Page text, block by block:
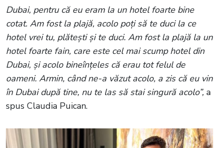
Dubai, pentru că eu eram la un hotel foarte bine
cotat. Am fost la plajă, acolo poți să te duci la ce
hotel vrei tu, plătești și te duci. Am fost la plajă la un
hotel foarte fain, care este cel mai scump hotel din
Dubai, și acolo bineînțeles că erau tot felul de
oameni. Armin, când ne-a văzut acolo, a zis că eu vin
în Dubai după tine, nu te las să stai singură acolo”, a
spus Claudia Puican.